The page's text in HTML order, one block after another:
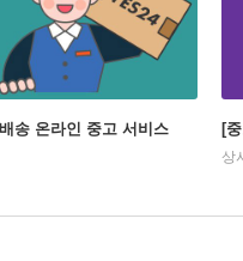
송 온라인 중고 서비스 [
상